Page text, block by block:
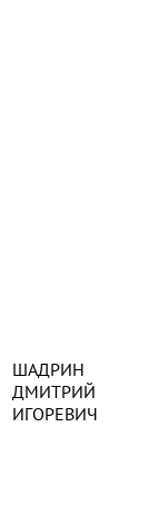
ШАДРИН
ДМИТРИЙ
ИГОРЕВИЧ